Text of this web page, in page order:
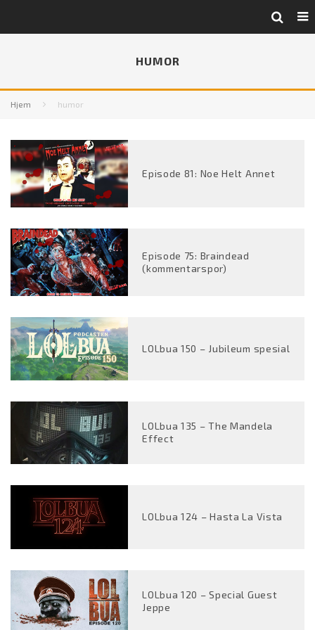
HUMOR
Hjem humor
Episode 81: Noe Helt Annet
Episode 75: Braindead
(kommentarspor)
LOLbua 150 – Jubileum spesial
LOLbua 135 – The Mandela
Effect
LOLbua 124 – Hasta La Vista
LOLbua 120 – Special Guest
Jeppe